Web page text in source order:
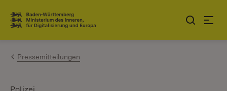
Zum Inhalt springen
Link zur Startseite
Pressemitteilungen